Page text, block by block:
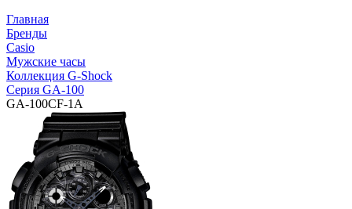
Главная
Бренды
Casio
Мужские часы
Коллекция G-Shock
Серия GA-100
GA-100CF-1A